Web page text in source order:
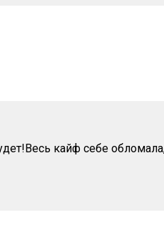
кайф себе